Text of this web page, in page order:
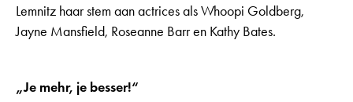
Lemnitz haar stem aan actrices als Whoopi Goldberg,
Jayne Mansfield, Roseanne Barr en Kathy Bates.
„Je mehr, je besser!“